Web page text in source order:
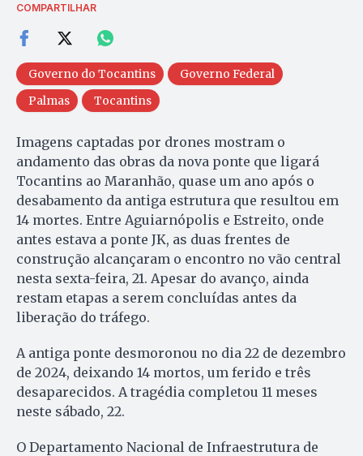
COMPARTILHAR
Governo do Tocantins
Governo Federal
Palmas
Tocantins
Imagens captadas por drones mostram o
andamento das obras da nova ponte que ligará
Tocantins ao Maranhão, quase um ano após o
desabamento da antiga estrutura que resultou em
14 mortes. Entre Aguiarnópolis e Estreito, onde
antes estava a ponte JK, as duas frentes de
construção alcançaram o encontro no vão central
nesta sexta-feira, 21. Apesar do avanço, ainda
restam etapas a serem concluídas antes da
liberação do tráfego.
A antiga ponte desmoronou no dia 22 de dezembro
de 2024, deixando 14 mortos, um ferido e três
desaparecidos. A tragédia completou 11 meses
neste sábado, 22.
O Departamento Nacional de Infraestrutura de